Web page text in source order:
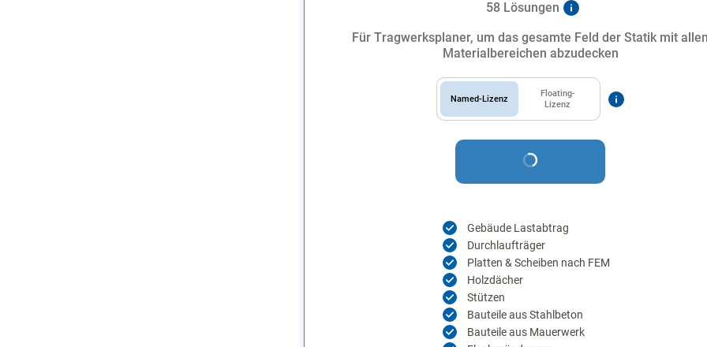
58 Lösungen
Für Tragwerksplaner, um das gesamte Feld der Statik mit
Materialbereichen abzudecken
Named-Lizenz
Floating-
Lizenz
Gebäude Lastabtrag
Durchlaufträger
Platten & Scheiben nach FEM
Holzdächer
Stützen
Bauteile aus Stahlbeton
Bauteile aus Mauerwerk